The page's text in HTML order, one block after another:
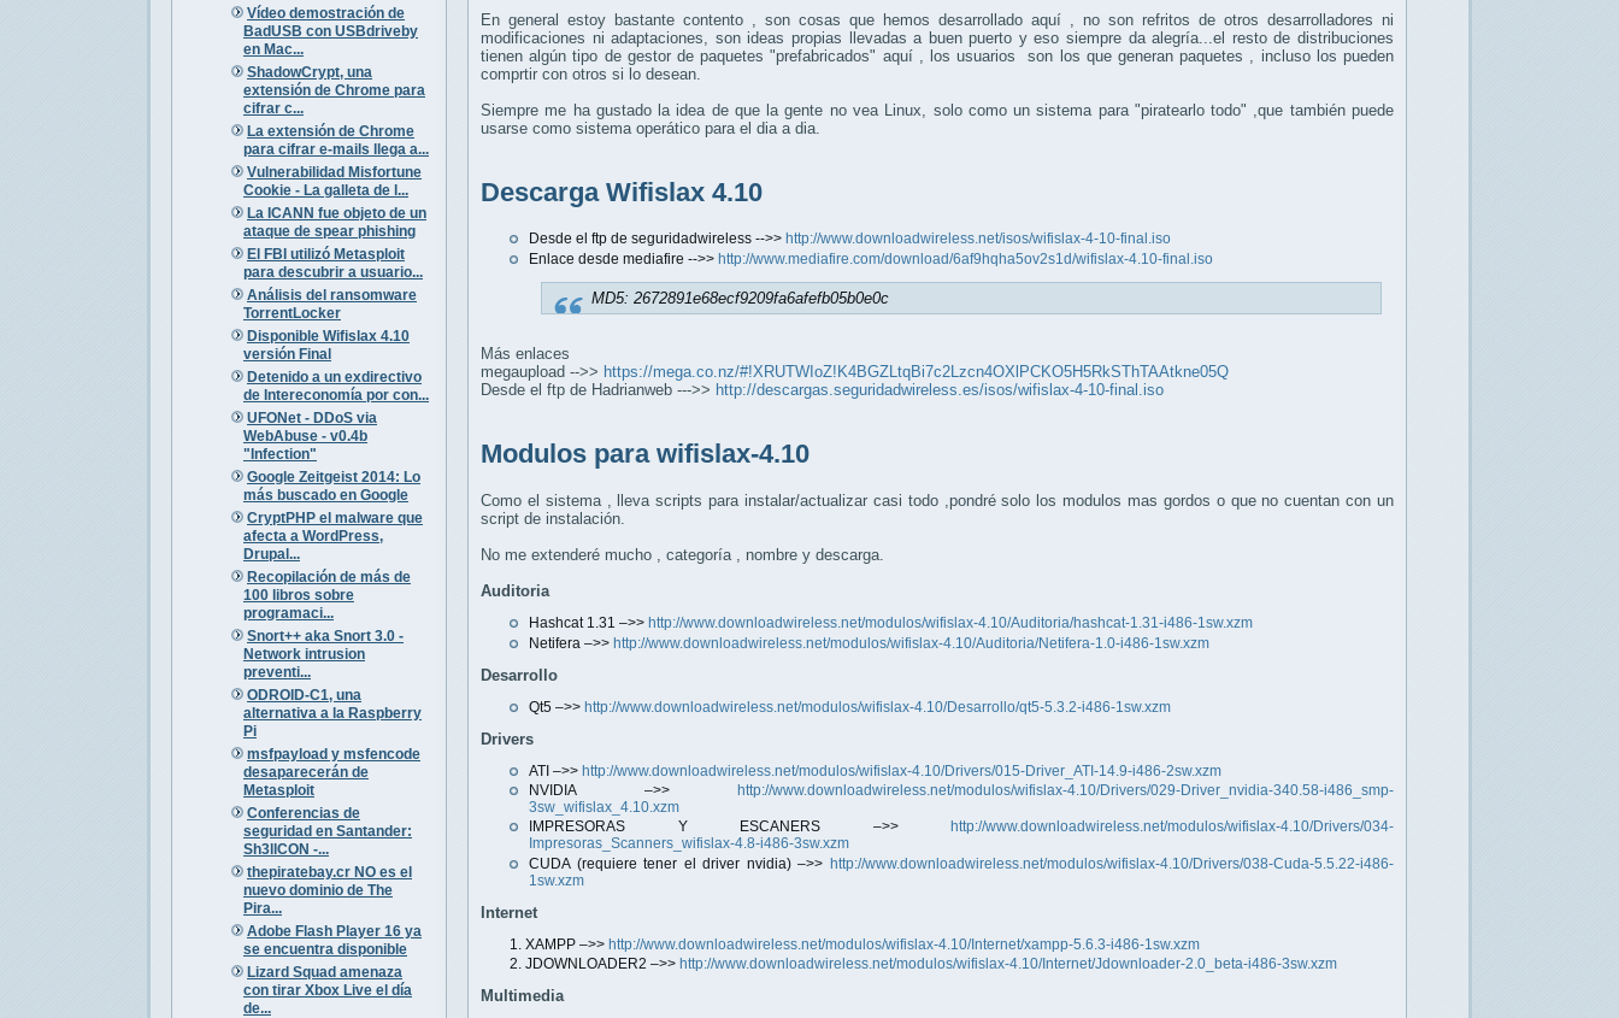
Vídeo demostración de
BadUSB con USBdriveby
en Mac...
ShadowCrypt, una
extensión de Chrome para
cifrar c...
La extensión de Chrome
para cifrar e-mails llega a...
Vulnerabilidad Misfortune
Cookie - La galleta de l...
La ICANN fue objeto de un
ataque de spear phishing
El FBI utilizó Metasploit
para descubrir a usuario...
Análisis del ransomware
TorrentLocker
Disponible Wifislax 4.10
versión Final
Detenido a un exdirectivo
de Intereconomía por con...
UFONet - DDoS via
WebAbuse - v0.4b
"Infection"
Google Zeitgeist 2014: Lo
más buscado en Google
CryptPHP el malware que
afecta a WordPress,
Drupal...
Recopilación de más de
100 libros sobre
programaci...
Snort++ aka Snort 3.0 -
Network intrusion
preventi...
ODROID-C1, una
alternativa a la Raspberry
Pi
msfpayload y msfencode
desaparecerán de
Metasploit
Conferencias de
seguridad en Santander:
Sh3llCON -...
thepiratebay.cr NO es el
nuevo dominio de The
Pira...
Adobe Flash Player 16 ya
se encuentra disponible
Lizard Squad amenaza
con tirar Xbox Live el día
de...
En general estoy bastante contento , son cosas que hemos desarrollado aquí , no son refritos de otros desarrolladores ni
modificaciones ni adaptaciones, son ideas propias llevadas a buen puerto y eso siempre da alegría...el resto de distribuciones
tienen algún tipo de gestor de paquetes "prefabricados" aquí , los usuarios son los que generan paquetes , incluso los pueden
comprtir con otros si lo desean.
Siempre me ha gustado la idea de que la gente no vea Linux, solo como un sistema para "piratearlo todo" ,que también puede
usarse como sistema operático para el dia a dia.
Descarga Wifislax 4.10
Desde el ftp de seguridadwireless -->> http://www.downloadwireless.net/isos/wifislax-4-10-final.iso
Enlace desde mediafire -->> http://www.mediafire.com/download/6af9hqha5ov2s1d/wifislax-4.10-final.iso
MD5: 2672891e68ecf9209fa6afefb05b0e0c
Más enlaces
megaupload -->> https://mega.co.nz/#!XRUTWIoZ!K4BGZLtqBi7c2Lzcn4OXlPCKO5H5RkSThTAAtkne05Q
Desde el ftp de Hadrianweb --->> http://descargas.seguridadwireless.es/isos/wifislax-4-10-final.iso
Modulos para wifislax-4.10
Como el sistema , lleva scripts para instalar/actualizar casi todo ,pondré solo los modulos mas gordos o que no cuentan con un
script de instalación.
No me extenderé mucho , categoría , nombre y descarga.
Auditoria
Hashcat 1.31 –>> http://www.downloadwireless.net/modulos/wifislax-4.10/Auditoria/hashcat-1.31-i486-1sw.xzm
Netifera –>> http://www.downloadwireless.net/modulos/wifislax-4.10/Auditoria/Netifera-1.0-i486-1sw.xzm
Desarrollo
Qt5 –>> http://www.downloadwireless.net/modulos/wifislax-4.10/Desarrollo/qt5-5.3.2-i486-1sw.xzm
Drivers
ATI –>> http://www.downloadwireless.net/modulos/wifislax-4.10/Drivers/015-Driver_ATI-14.9-i486-2sw.xzm
NVIDIA –>>
http://www.downloadwireless.net/modulos/wifislax-4.10/Drivers/029-Driver_nvidia-340.58-i486_smp-
3sw_wifislax_4.10.xzm
IMPRESORAS Y ESCANERS –>>
http://www.downloadwireless.net/modulos/wifislax-4.10/Drivers/034-
Impresoras_Scanners_wifislax-4.8-i486-3sw.xzm
CUDA (requiere tener el driver nvidia) –>> http://www.downloadwireless.net/modulos/wifislax-4.10/Drivers/038-Cuda-5.5.22-i486-
1sw.xzm
Internet
XAMPP –>> http://www.downloadwireless.net/modulos/wifislax-4.10/Internet/xampp-5.6.3-i486-1sw.xzm
JDOWNLOADER2 –>> http://www.downloadwireless.net/modulos/wifislax-4.10/Internet/Jdownloader-2.0_beta-i486-3sw.xzm
Multimedia